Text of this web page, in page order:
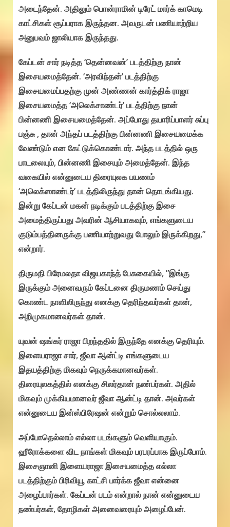
அடைந்தேன். அதிலும் பொன்ராமின் டிரேட் மார்க் காமெடி
காட்சிகள் சூப்பராக இருந்தன. அவருடன் பணியாற்றிய
அனுபவம் ஜாலியாக இருந்தது.
கேப்டன் சார் நடித்த ‘தென்னவன்’ படத்திற்கு நான்
இசையமைத்தேன். ‘அரவிந்தன்’ படத்திற்கு
இசையமைப்பதற்கு முன் அண்ணன் கார்த்திக் ராஜா
இசையமைத்த ‘அலெக்சாண்டர்’ படத்திற்கு நான்
பின்னணி இசையமைத்தேன். அப்போது தயாரிப்பாளர் சுப்பு
பஞ்சு , தான் அந்தப் படத்திற்கு பின்னணி இசையமைக்க
வேண்டும் என கேட்டுக்கொண்டார். அந்த படத்தில் ஒரு
பாடலையும், பின்னணி இசையும் அமைத்தேன். இந்த
வகையில் என்னுடைய திரையுலக பயணம்
‘அலெக்ஸாண்டர்’ படத்திலிருந்து தான் தொடங்கியது.
இன்று கேப்டன் மகன் நடிக்கும் படத்திற்கு இசை
அமைத்திருப்பது அவரின் ஆசியாகவும், எங்களுடைய
குடும்பத்தினருக்கு பணியாற்றுவது போலும் இருக்கிறது,”
என்றார்.
திருமதி பிரேமலதா விஜயகாந்த் பேசுகையில், ”இங்கு
இருக்கும் அனைவரும் கேப்டனை திருமணம் செய்து
கொண்ட நாளிலிருந்து எனக்கு தெரிந்தவர்கள் தான்,
அறிமுகமானவர்கள் தான்.
யுவன் ஷங்கர் ராஜா பிறந்ததில் இருந்தே எனக்கு தெரியும்.
இளையராஜா சார், ஜீவா ஆன்ட்டி எங்களுடைய
இதயத்திற்கு மிகவும் நெருக்கமானவர்கள்.
திரையுலகத்தில் எனக்கு சிலர்தான் நண்பர்கள். அதில்
மிகவும் முக்கியமானவர் ஜீவா ஆன்ட்டி தான். அவர்கள்
என்னுடைய இன்ஸ்பிரேஷன் என்றும் சொல்லலாம்.
அப்போதெல்லாம் எல்லா படங்களும் வெளியாகும்.
ஹீரோக்களை விட நாங்கள் மிகவும் பரபரப்பாக இருப்போம்.
இசைஞானி இளையராஜா இசையமைத்த எல்லா
படத்திற்கும் பிரிவியூ காட்சி பார்க்க ஜீவா என்னை
அழைப்பார்கள். கேப்டன் படம் என்றால் நான் என்னுடைய
நண்பர்கள், தோழிகள் அனைவரையும் அழைப்பேன்.